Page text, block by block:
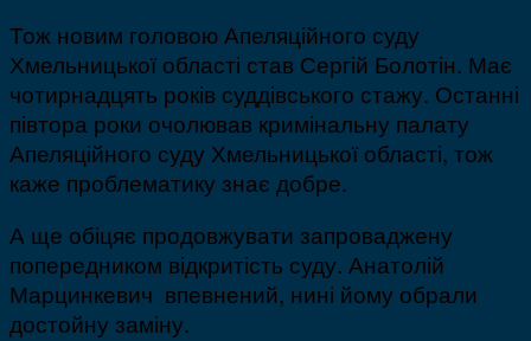
Тож новим головою Апеляційного суду
Хмельницької області став Сергій Болотін. Має
чотирнадцять років суддівського стажу. Останні
півтора роки очолював кримінальну палату
Апеляційного суду Хмельницької області, тож
каже проблематику знає добре.
А ще обіцяє продовжувати запроваджену
попередником відкритість суду. Анатолій
Марцинкевич впевнений, нині йому обрали
достойну заміну.